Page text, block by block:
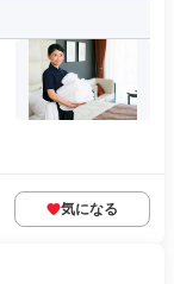
気になる